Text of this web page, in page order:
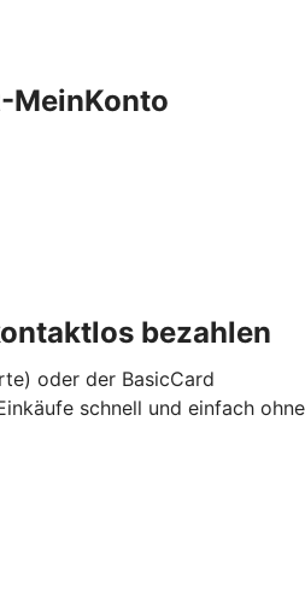
MeinKonto
bezahlen
oder der BasicCard
schnell und einfach ohne